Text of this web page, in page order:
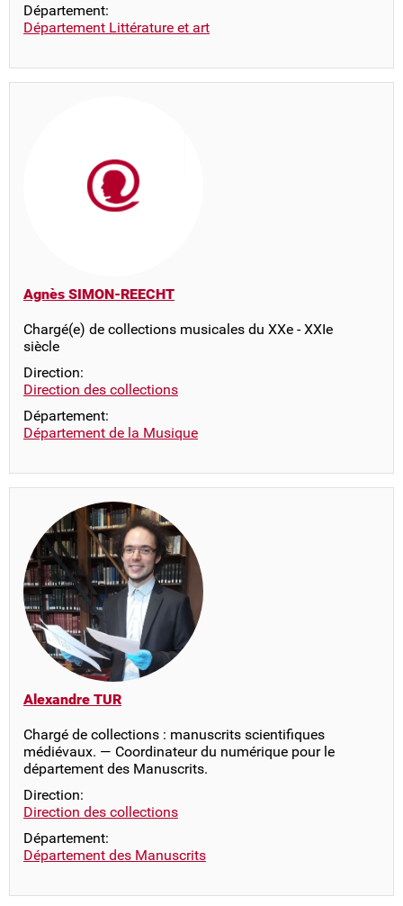
Département:
Département Littérature et art
Agnès SIMON-REECHT
Chargé(e) de collections musicales du XXe - XXIe
siècle
Direction:
Direction des collections
Département:
Département de la Musique
Alexandre TUR
Chargé de collections : manuscrits scientifiques
médiévaux. — Coordinateur du numérique pour le
département des Manuscrits.
Direction:
Direction des collections
Département:
Département des Manuscrits